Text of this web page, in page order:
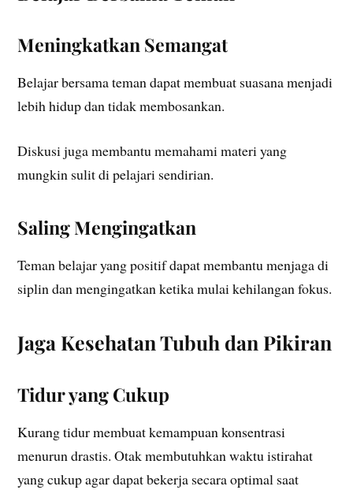
Meningkatkan Semangat
Belajar bersama teman dapat membuat suasana menjadi
lebih hidup dan tidak membosankan.
Diskusi juga membantu memahami materi yang
mungkin sulit di pelajari sendirian.
Saling Mengingatkan
Teman belajar yang positif dapat membantu menjaga di
siplin dan mengingatkan ketika mulai kehilangan fokus.
Jaga Kesehatan Tubuh dan Pikiran
Tidur yang Cukup
Kurang tidur membuat kemampuan konsentrasi
menurun drastis. Otak membutuhkan waktu istirahat
yang cukup agar dapat bekerja secara optimal saat